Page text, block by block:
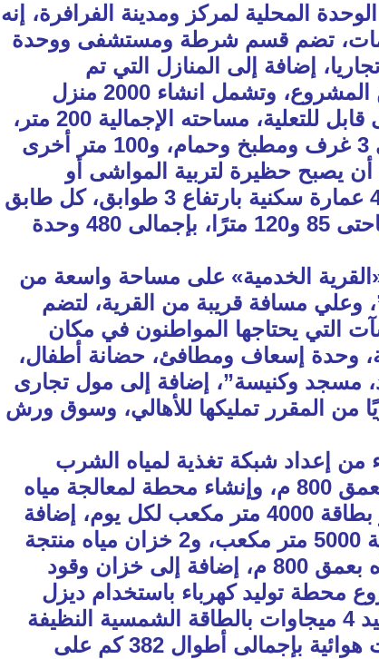
المحلية لمركز ومدينة الفرافرة، إنه
تضم قسم شرطة ومستشفى ووحدة
تشمل 48 محلًا تجاريا، إضافة إلى المنازل التي تم
تخصيصها للشباب المنتفعين من المشروع، وتشمل انشاء 2000 منزل
ريفى عبارة عن دور واحد أرضى قابل للتعلية، مساحته الإجمالية 200 متر،
منها 100 متر للبناء، مقسمة إلى 3 غرف ومطبخ وحمام، و100 متر أخرى
يصبح حظيرة لتربية المواشى أو
الدواجن، كما شمل المشروع 40 عمارة سكنية بارتفاع 3 طوابق، كل طابق
يضم 4 وحدات مقسمة بين مساحتى 85 و120 مترًا، بإجمالى 480 وحدة
الخدمية» على مساحة واسعة من
مسافة قريبة من القرية، لتضم
التي يحتاجها المواطنون في مكان
وحدة إسعاف ومطافئ، حضانة أطفال،
مسجد وكنيسة”، إضافة إلى مول تجارى
من 48 محلًا تجاريًا من المقرر تمليكها للأهالي، وسوق ورش
من إعداد شبكة تغذية لمياه الشرب
بطول 26 كم، وتم تجهيز 2 بئر بعمق 800 م، وإنشاء محطة لمعالجة مياه
الشرب وإزالة الحديد والمنجنيز بطاقة 4000 متر مكعب لكل يوم، إضافة
إلى انشاء خزان مياه منتجة سعة 5000 متر مكعب، و2 خزان مياه منتجة
سعة 1000 متر مكعب، وبئر مياه بعمق 800 م، إضافة إلى خزان وقود
محطة توليد كهرباء باستخدام ديزل
بقدرة 16 ميجاوات، وأخرى لتوليد 4 ميجاوات بالطاقة الشمسية النظيفة
والمتطورة، إضافة إلى مواصلات هوائية بإجمالى أطوال 382 كم على